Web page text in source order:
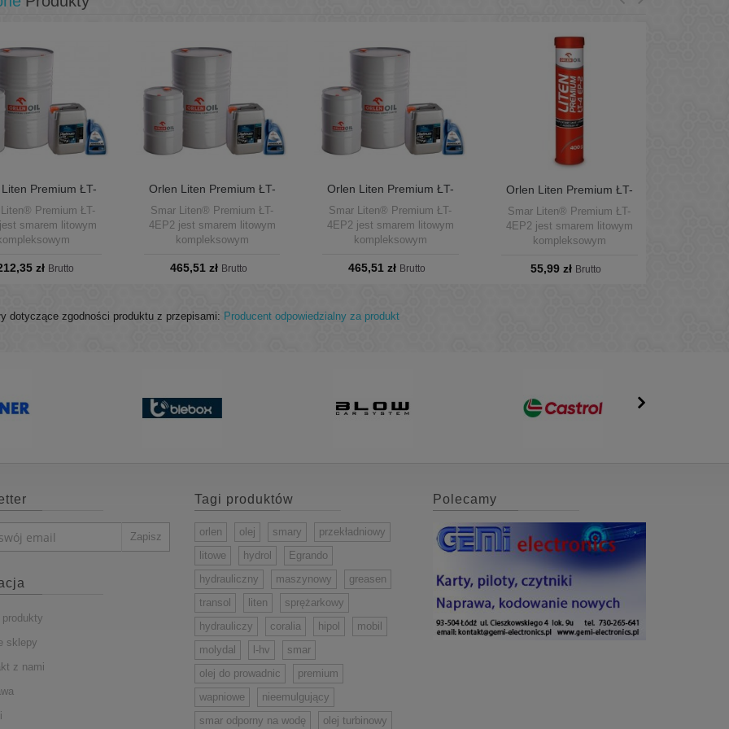
Premium ŁT-
Premium ŁT-
smarem litowym
różnorodnych
w warunkach
zł Brutto
Orlen Liten Premium ŁT-
Smar Liten® Premium ŁT-
4EP2 jest smarem litowym
kompleksowym
smarowania różnorodnych
+140°C w warunkach
465,51 zł Brutto
Orlen Liten Premium ŁT-
Smar Liten® Premium ŁT-
4EP2 jest smarem litowym
kompleksowym
smarowania różnorodnych
+140°C w warunkach
465,51 zł Brutto
Orlen Liten Premium ŁT-
Smar Liten® Premium ŁT-
4EP2 jest smarem litowym
kompleksowym
smarowania różnorodnych
55,99 zł Brutto
dotyczące zgodności produktu z przepisami: Producent odpowiedzialny za produkt
produkty
sklepy
z nami
Tagi produktów
orlen olej smary
przekładniowy
litowe
hydrol
Egrando
hydrauliczny
maszynowy
greasen
transol
liten
sprężarkowy
hydrauliczy
coralia hipol
mobil
molydal
l-hv
smar
olej do prowadnic
premium
wapniowe
nieemulgujący
smar odporny na wodę
olej turbinowy
Polecamy